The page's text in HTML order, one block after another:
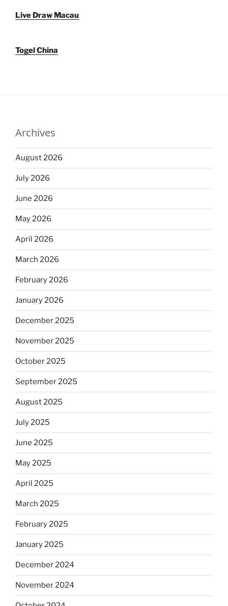
Live Draw Macau
Togel China
Archives
August 2026
July 2026
June 2026
May 2026
April 2026
March 2026
February 2026
January 2026
December 2025
November 2025
October 2025
September 2025
August 2025
July 2025
June 2025
May 2025
April 2025
March 2025
February 2025
January 2025
December 2024
November 2024